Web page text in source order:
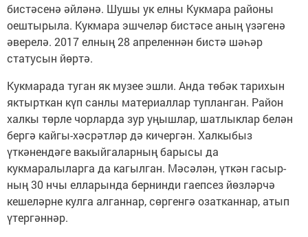
бистәсенә әйләнә. Шушы ук елны Кукмара районы
оештырыла. Кукмара эшчеләр бистәсе аның үзәгенә
әверелә. 2017 елның 28 апреленнән бистә шәһәр
статусын йөртә.
Кукмарада туган як музее эшли. Анда төбәк тарихын
яктырткан күп санлы материаллар туп­ланган. Район
халкы төрле чорларда зур уңышлар, шатлыклар белән
бергә кайгы-хәс­рәтләр дә кичергән. Халкыбыз
үткәнендәге вакыйгаларның барысы да
кукмаралыларга да кагылган. Мәсәлән, үткән гасыр­
ның 30 нчы елларында бернинди гаепсез йөзләрчә
кешеләрне кулга алганнар, сөргенгә озатканнар, атып
үтергәннәр.